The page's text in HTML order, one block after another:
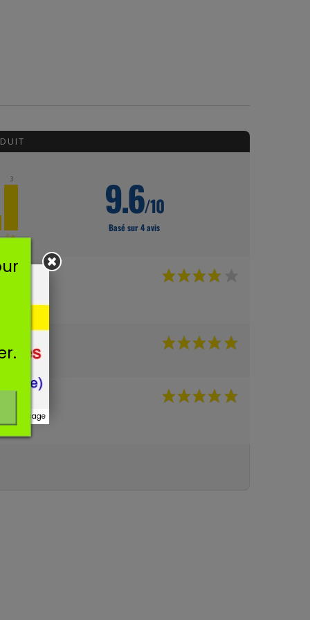
3
5★
9.6/10
Basé sur 4 avis
ce message